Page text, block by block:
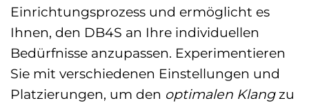
Einrichtungsprozess und ermöglicht es
Ihnen, den DB4S an Ihre individuellen
Bedürfnisse anzupassen. Experimentieren
Sie mit verschiedenen Einstellungen und
Platzierungen, um den optimalen Klangzu